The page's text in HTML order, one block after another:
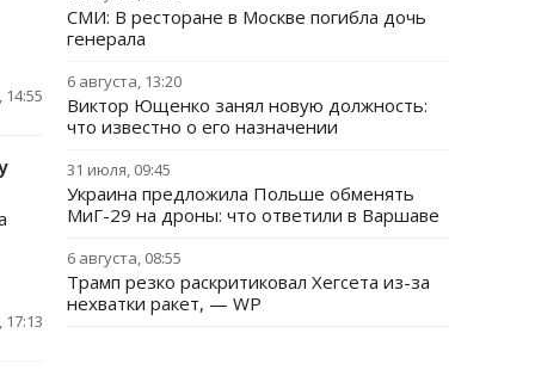
17:13
СМИ: В ресторане в Москве погибла дочь
генерала
6 августа, 13:20
Виктор Ющенко занял новую должность:
что известно о его назначении
31 июля, 09:45
Украина предложила Польше обменять
МиГ-29 на дроны: что ответили в Варшаве
6 августа, 08:55
Трамп резко раскритиковал Хегсета из-за
нехватки ракет, — WP